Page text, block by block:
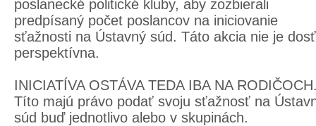
poslanecké politické kluby, aby zozbierali
predpísaný počet poslancov na iniciovanie
sťažnosti na Ústavný súd. Táto akcia nie je dosť
perspektívna.
INICIATÍVA OSTÁVA TEDA IBA NA
Títo majú právo podať svoju sťažnosť na
súd buď jednotlivo alebo v skupinách.